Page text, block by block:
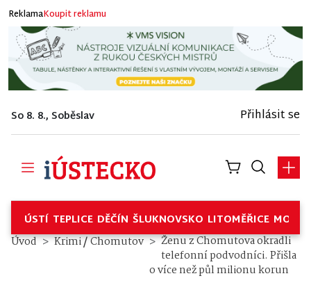
ReklamaKoupit reklamu
So 8. 8., Soběslav Přihlásit se
ÚSTÍ TEPLICE DĚČÍN ŠLUKNOVSKO LITOMĚŘICE
Úvod Krimi/Chomutov
Ženu z Chomutova okradli
telefonní podvodníci. Přišla
o více než půl milionu korun